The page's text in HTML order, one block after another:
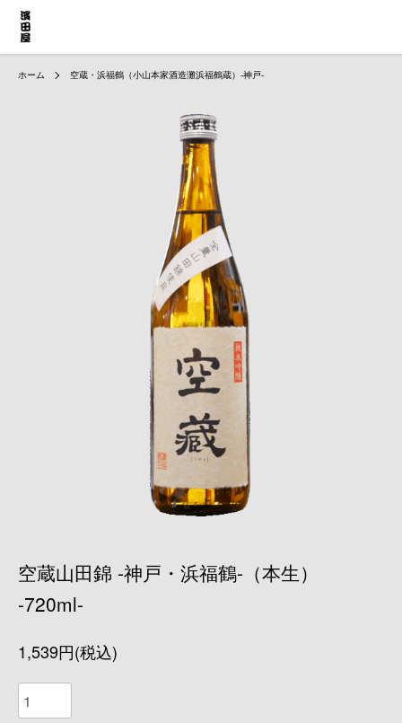
ホーム 空蔵・浜福鶴（小山本家酒造灘浜福鶴蔵）-神戸-
空蔵山田錦 -神戸・浜福鶴-（本生）
-720ml-
1,539円(税込)